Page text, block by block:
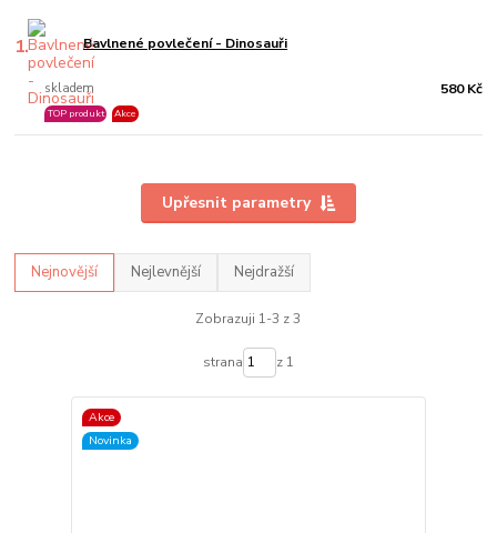
1. Bavlnené povlečení - Dinosauři
skladem
TOP produkt Akce
580 Kč
Upřesnit parametry
Nejnovější Nejlevnější Nejdražší
Zobrazuji 1-3 z 3
strana z 1
Akce
Novinka